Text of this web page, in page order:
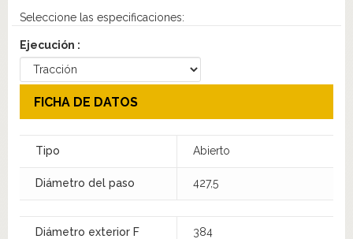
Seleccione las especificaciones:
Ejecución :
FICHA DE DATOS
Tipo Abierto
Diámetro del paso 427,5
Diámetro exterior F 384